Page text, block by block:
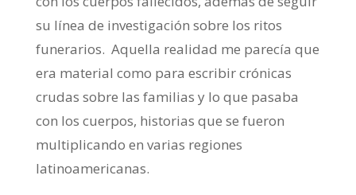
su línea de investigación sobre los ritos
funerarios. Aquella realidad me parecía que
era material como para escribir crónicas
crudas sobre las familias y lo que pasaba
con los cuerpos, historias que se fueron
multiplicando en varias regiones
latinoamericanas.